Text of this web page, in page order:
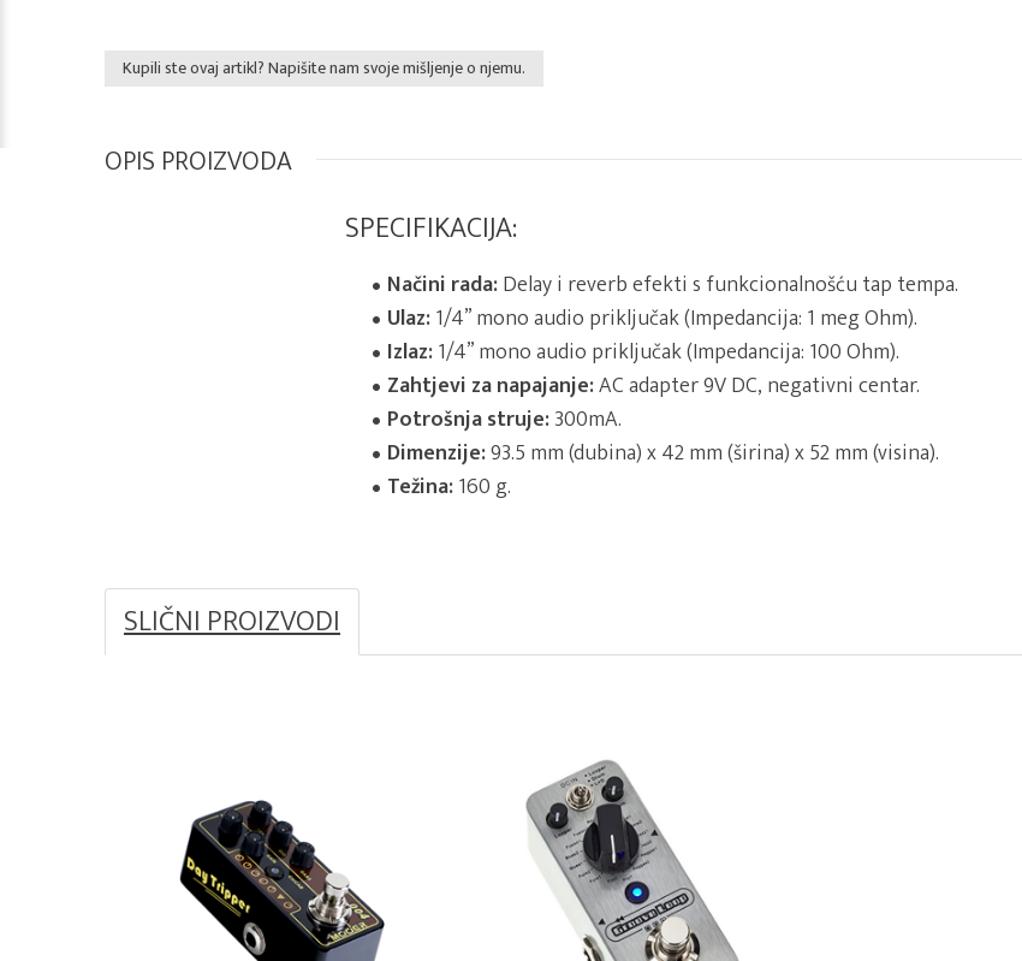
Kupili ste ovaj artikl? Napišite nam svoje mišljenje o njemu.
OPIS PROIZVODA
SPECIFIKACIJA:
Načini rada:Delay i reverb efekti s funkcionalnošću tap tempa.
Ulaz:1/4” mono audio priključak (Impedancija: 1 meg Ohm).
Izlaz:1/4” mono audio priključak (Impedancija: 100 Ohm).
Zahtjevi za napajanje:AC adapter 9V DC, negativni centar.
Potrošnja struje:300mA.
Dimenzije:93.5 mm (dubina) x 42 mm (širina) x 52 mm (visina).
Težina:160 g.
SLIČNI PROIZVODI